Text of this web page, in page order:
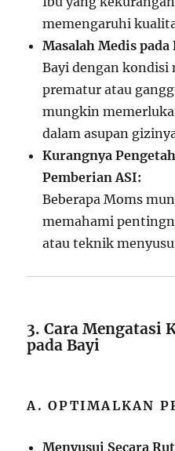
memengaruhi
Masalah Medis pada
Bayi dengan kondisi
prematur atau
mungkin
dalam asupan
Kurangnya
Pemberian ASI:
Beberapa Moms
memahami
atau teknik
3. Cara Mengatasi
pada Bayi
A. OPTIMALKAN
Menyusui Secara